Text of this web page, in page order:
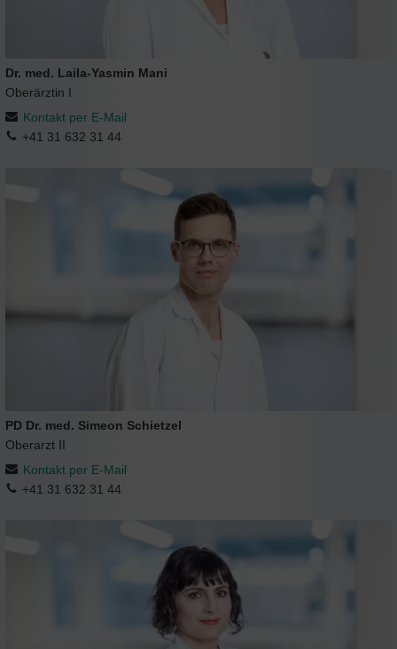
Dr. med. Laila-Yasmin Mani
Oberärztin I
Kontakt per E-Mail
+41 31 632 31 44
PD Dr. med. Simeon Schietzel
Oberarzt II
Kontakt per E-Mail
+41 31 632 31 44